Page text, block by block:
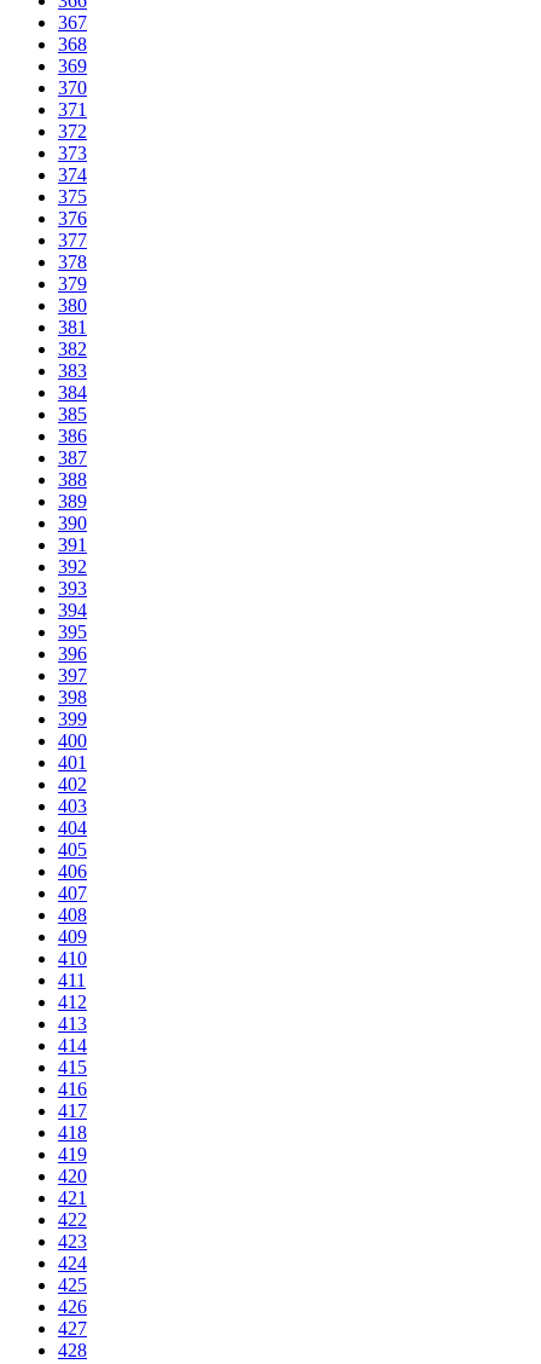
367
368
369
370
371
372
373
374
375
376
377
378
379
380
381
382
383
384
385
386
387
388
389
390
391
392
393
394
395
396
397
398
399
400
401
402
403
404
405
406
407
408
409
410
411
412
413
414
415
416
417
418
419
420
421
422
423
424
425
426
427
428